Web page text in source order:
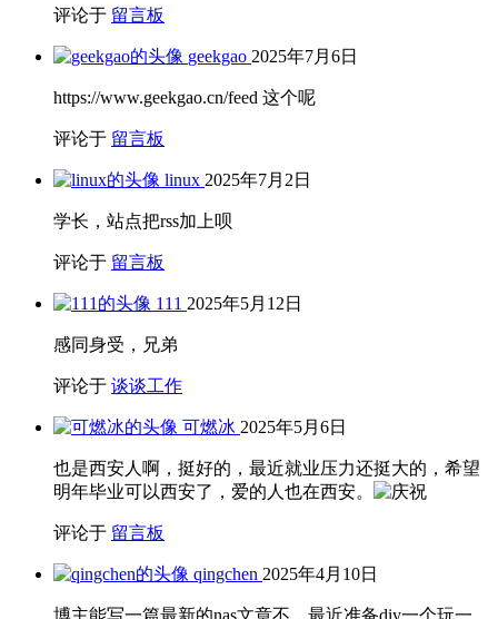
评论于 留言板
geekgao 2025年7月6日
https://www.geekgao.cn/feed 这个呢
评论于 留言板
linux 2025年7月2日
学长，站点把rss加上呗
评论于 留言板
111 2025年5月12日
感同身受，兄弟
评论于 谈谈工作
可燃冰 2025年5月6日
也是西安人啊，挺好的，最近就业压力还挺大的，希望
明年毕业可以西安了，爱的人也在西安。
评论于 留言板
qingchen 2025年4月10日